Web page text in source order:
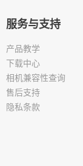
服务与支持
产品教学
下载中心
相机兼容性查询
售后支持
隐私条款